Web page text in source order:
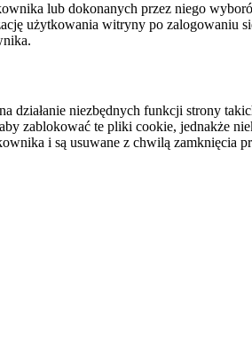
lub dokonanych przez niego
użytkowania witryny po zalogowaniu
działanie niezbędnych funkcji strony
zablokować te pliki cookie, jednakże
i są usuwane z chwilą zamknięcia